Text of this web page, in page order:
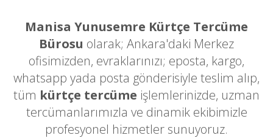
Manisa Yunusemre Kürtçe Tercüme
Bürosu olarak; Ankara'daki Merkez
ofisimizden, evraklarınızı; eposta, kargo,
whatsapp yada posta gönderisiyle teslim alıp,
tüm kürtçe tercüme işlemlerinizde, uzman
tercümanlarımızla ve dinamik ekibimizle
profesyonel hizmetler sunuyoruz.